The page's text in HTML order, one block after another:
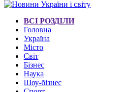
ВСІ РОЗДІЛИ
Головна
Україна
Місто
Світ
Бізнес
Наука
Шоу-бізнес